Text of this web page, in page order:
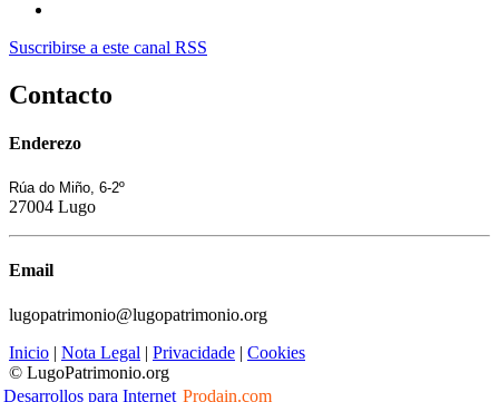
Suscribirse a este canal RSS
Contacto
Enderezo
Rúa do Miño, 6-2º
27004 Lugo
Email
lugopatrimonio@lugopatrimonio.org
Inicio | Nota Legal | Privacidade | Cookies
© LugoPatrimonio.org
Desarrollos para Internet Prodain.com